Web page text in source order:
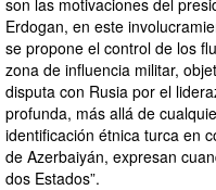
son las motivaciones del
Erdogan, en este
se propone el control de los
zona de influencia militar,
disputa con Rusia por el
profunda, más allá de
identificación étnica turca en
de Azerbaiyán, expresan
dos Estados”.